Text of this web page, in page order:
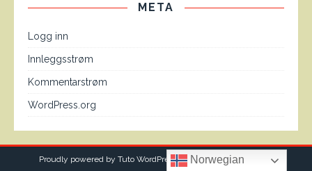
META
Logg inn
Innleggsstrøm
Kommentarstrøm
WordPress.org
Proudly powered by Tuto WordPress theme fromMH Themes
Norwegian